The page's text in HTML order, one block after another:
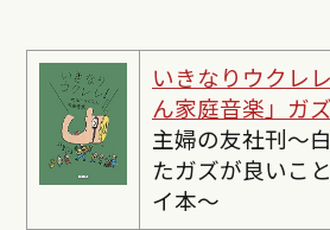
いきなりウクレ
ん家庭音楽」ガ
主婦の友社刊〜
たガズが良いこ
イ本〜